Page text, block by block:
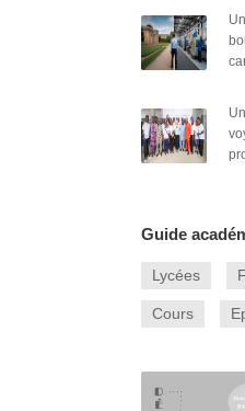
Guide
Lycées
Cours